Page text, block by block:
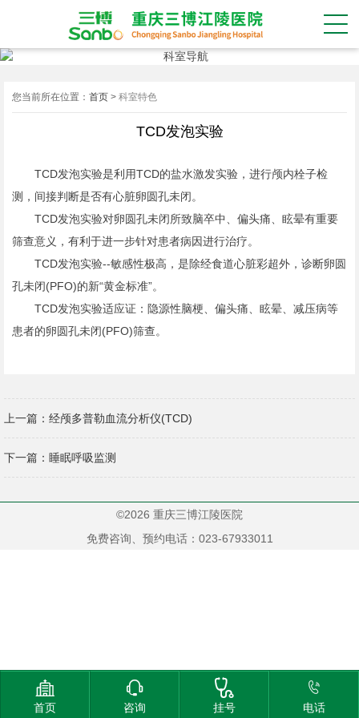
您当前所在位置： 首页 > 科室特色
TCD发泡实验
TCD发泡实验是利用TCD的盐水激发实验，进行颅内栓子检
测，间接判断是否有心脏卵圆孔未闭。
TCD发泡实验对卵圆孔未闭所致脑卒中、偏头痛、眩晕有重要
筛查意义，有利于进一步针对患者病因进行治疗。
TCD发泡实验--敏感性极高，是除经食道心脏彩超外，诊断卵圆
孔未闭(PFO)的新“黄金标准”。
TCD发泡实验适应证：隐源性脑梗、偏头痛、眩晕、减压病等
患者的卵圆孔未闭(PFO)筛查。
上一篇： 经颅多普勒血流分析仪(TCD)
下一篇： 睡眠呼吸监测
©2026 重庆三博江陵医院
免费咨询、预约电话：023-67933011

首页

咨询

挂号

电话